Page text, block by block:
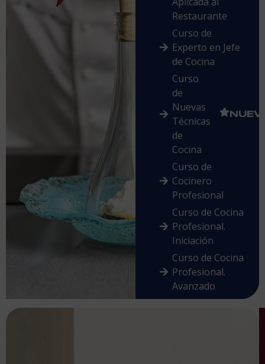
Restaurante
Curso de
Experto en Jefe
de Cocina
Curso
de
Nuevas
Técnicas
de
Cocina
Curso de
Cocinero
Profesional
Curso de Cocina
Profesional.
Iniciación
Curso de Cocina
Profesional.
Avanzado